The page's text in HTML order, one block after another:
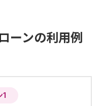
ーンの利用例
1